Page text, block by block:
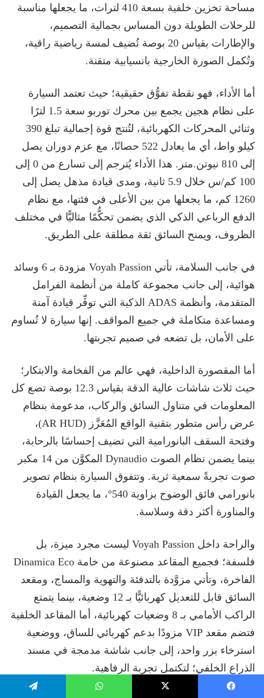
مساحة تخزين خلفية بسعة 410 لترات، ما يجعلها مناسبة
للرحلات الطويلة دون المساس بجمالية التصميم،
والإطارات بقياس 20 بوصة تُضيف لمسة رياضية راقية،
وتُكمل الصورة الخارجية بانسيابية متقنة.
أما الأداء، فهو نقطة تفوُّق حقيقية؛ حيث تعتمد السيارة
على نظام هجين يجمع بين محرك توربو سعة 1.5 لترًا
وثنائي المحركات الكهربائية، لتُنتج قوة إجمالية تبلغ 390
كيلو واط، أي ما يعادل 522 حصانًا، مع عزم دوران يصل
إلى 810 نيوتن.متر. هذا الأداء يُترجم إلى تسارع من 0 إلى
100 كم/س خلال 5.9 ثانية، ومدى قيادة مذهل يصل إلى
1260 كم، ما يجعلها من بين الأعلى في فئتها، مع نظام
الدفع الرباعي الذكي الذي يضمن تحكُّمًا مثاليًّا في مختلف
الظروف، ويمنح السائق ثقة مطلقة على الطريق.
في جانب السلامة، تأتي Voyah Passion مزودة بـ 6 وسائد
هوائية، إلى جانب مجموعة كاملة من أنظمة الفرامل
المتقدمة، وأنظمة ADAS الذكية التي توفِّر قيادة آمنة
ومساعدة متكاملة في جميع المواقف. إنها سيارة لا تُساوم
على الأمان، بل تضعه في صميم تجربتها.
أما المقصورة الداخلية، فهي عالم من الفخامة والابتكار؛
حيث ثلاث شاشات عالية الدقة بقياس 12.3 بوصة تضع كل
المعلومات في متناول السائق والركاب، مدعومة بنظام
عرض رأس متطور بتقنية الواقع المُعَزَّز (AR HUD)،
وفتحة السقف البانورامية التي تضيف إحساسًا بالرحابة،
بينما يضمن نظام الصوت Dynaudio المكوَّن من 14 مكبر
صوت تجربةً سمعية ثرية. وتتفوق السيارة بنظام تصوير
بانورامي فائق الوضوح بزاوية 540°، ما يجعل القيادة
والمناورة أكثر دقة وسلاسة.
والراحة داخل Voyah Passion ليست مجرد ميزة، بل
فلسفة؛ فجميع المقاعد مصنوعة من خامة Dinamica Eco
الفاخرة، وتأتي مزوَّدة بالتدفئة والتهوية والمساج، ومقعد
السائق قابل للتعديل كهربائيًّا بـ 12 وضعية، بينما يتمتع
الراكب الأمامي بـ 8 وضعيات كهربائية، أما المقاعد الخلفية
فتضم مقعد VIP مزودًا بدعم كهربائي للساق، ووضعية
استرخاء بزر واحد، إلى جانب شاشة مدمجة في مسند
الذراع الخلفي؛ لتكتمل تجربة الرفاهية.